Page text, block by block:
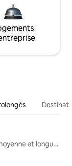
Locations moyenne et longue durée